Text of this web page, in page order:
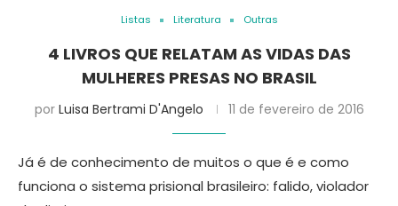
Listas Literatura Outras
4 LIVROS QUE RELATAM AS VIDAS DAS
MULHERES PRESAS NO BRASIL
por Luisa Bertrami D'Angelo 11 de fevereiro de 2016
Já é de conhecimento de muitos o que é e como
funciona o sistema prisional brasileiro: falido, violador